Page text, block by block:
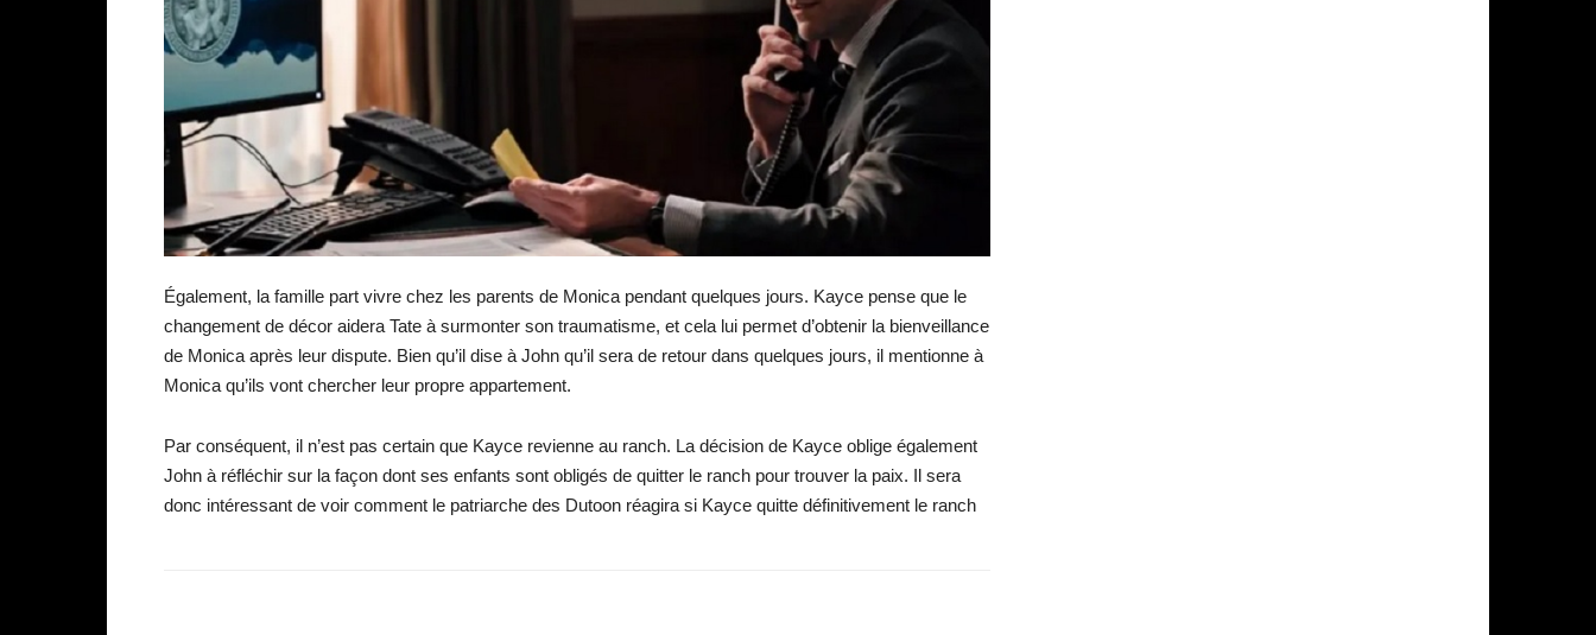
Également, la famille part vivre chez les parents de Monica pendant quelques jours. Kayce pense que le
changement de décor aidera Tate à surmonter son traumatisme, et cela lui permet d’obtenir la bienveillance
de Monica après leur dispute. Bien qu’il dise à John qu’il sera de retour dans quelques jours, il mentionne à
Monica qu’ils vont chercher leur propre appartement.
Par conséquent, il n’est pas certain que Kayce revienne au ranch. La décision de Kayce oblige également
John à réfléchir sur la façon dont ses enfants sont obligés de quitter le ranch pour trouver la paix. Il sera
donc intéressant de voir comment le patriarche des Dutoon réagira si Kayce quitte définitivement le ranch